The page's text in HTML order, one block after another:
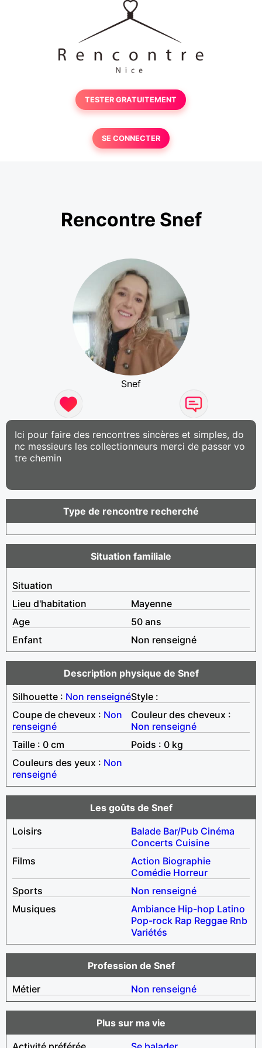
TESTER GRATUITEMENT
SE CONNECTER
Rencontre Snef
Snef
Ici pour faire des rencontres sincères et simples, do
nc messieurs les collectionneurs merci de passer vo
tre chemin
Type de rencontre recherché
Situation familiale
Situation
Lieu d'habitation
Mayenne
Age
50 ans
Enfant
Non renseigné
Description physique de Snef
Silhouette : Non renseignéStyle :
Coupe de cheveux : Non
renseigné
Couleur des cheveux :
Non renseigné
Taille : 0 cm
Poids : 0 kg
Couleurs des yeux : Non
renseigné
Les goûts de Snef
Loisirs
Balade Bar/Pub Cinéma
Concerts Cuisine
Films
Action Biographie
Comédie Horreur
Sports
Non renseigné
Musiques
Ambiance Hip-hop Latino
Pop-rock Rap Reggae Rnb
Variétés
Profession de Snef
Métier
Non renseigné
Plus sur ma vie